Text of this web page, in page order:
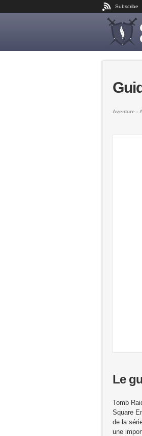
Subscribe
Aventure -
Le
Tomb
Square
de la
une